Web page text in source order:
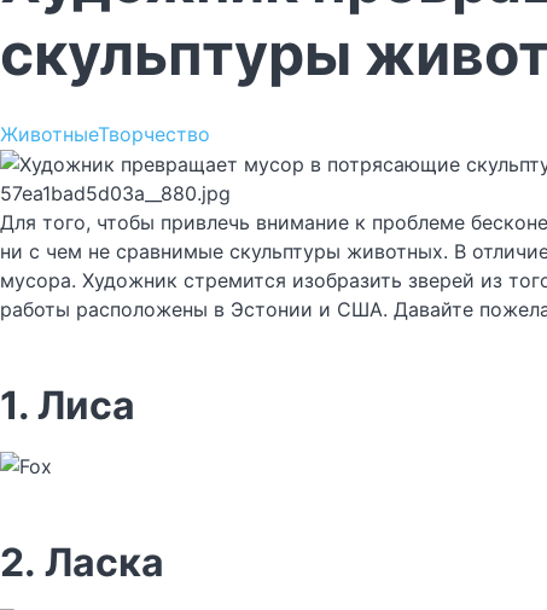
скульптуры
ЖивотныеТворчество
57ea1bad5d03a__880.jpg
Для того, чтобы привлечь внимание к проблеме
ни с чем не сравнимые скульптуры животных. В
мусора. Художник стремится изобразить зверей из
работы расположены в Эстонии и США. Давайте
1. Лиса
2. Ласка